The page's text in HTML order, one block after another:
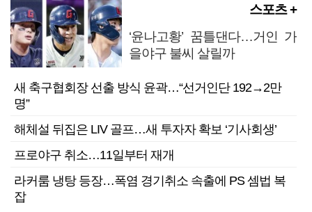
스포츠 +
‘윤나고황’ 꿈틀댄다…거인 가
을야구 불씨 살릴까
새 축구협회장 선출 방식 윤곽…“선거인단 192→2만
명”
해체설 뒤집은 LIV 골프…새 투자자 확보 ‘기사회생’
프로야구 취소…11일부터 재개
라커룸 냉탕 등장…폭염 경기취소 속출에 PS 셈법 복
잡